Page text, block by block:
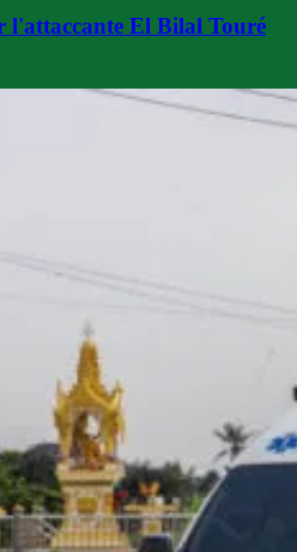
l'attaccante El Bilal Touré